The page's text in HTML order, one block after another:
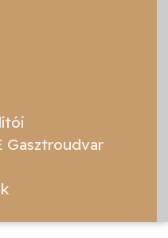
Gasztroudvar